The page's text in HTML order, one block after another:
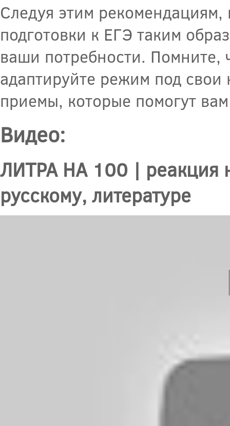
Следуя этим
подготовки к ЕГЭ таким
ваши потребности. Помните,
адаптируйте режим под
приемы, которые помогут
Видео:
ЛИТРА НА 100 | реакция
русскому, литературе